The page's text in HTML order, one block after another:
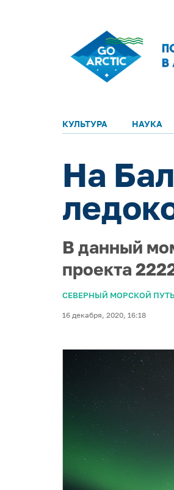
КУЛЬТУРА НАУКА
На
В данный
проекта
СЕВЕРНЫЙ МОРСКОЙ ПУТЬ
16 декабря, 2020, 16:18